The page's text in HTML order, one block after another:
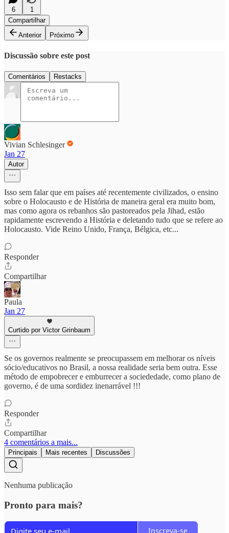
6
1
Compartilhar
Anterior
Próximo
Discussão sobre este post
Comentários Restacks
Vivian Schlesinger
Jan 27
Autor
Isso sem falar que em países até recentemente civilizados, o ensino
sobre o Holocausto e de História de maneira geral era muito bom,
mas como agora os rebanhos são pastoreados pela Jihad, estão
rapidamente escrevendo a História e deletando tudo que se refere ao
Holocausto. Vide Reino Unido, França, Bélgica, etc...
Responder
Compartilhar
Paula
Jan 27
Curtido por Victor Grinbaum
Se os governos realmente se preocupassem em melhorar os níveis
sócio/educativos no Brasil, a nossa realidade seria bem outra. Esse
método de empobrecer e emburrecer a sociededade, como plano de
governo, é de uma sordidez inenarrável !!!
Responder
Compartilhar
4 comentários a mais...
Principais Mais recentes Discussões
Nenhuma publicação
Pronto para mais?
Inscreva-se